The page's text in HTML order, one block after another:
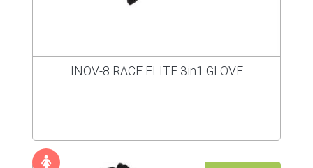
INOV-8 RACE ELITE 3in1 GLOVE